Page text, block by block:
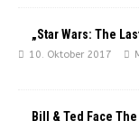
„Star Wars: The
10. Oktober 2017
Bill & Ted Face